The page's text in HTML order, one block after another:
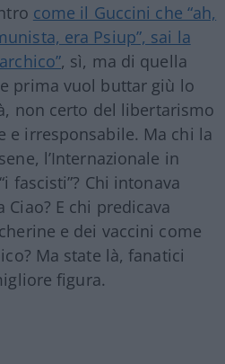
come il Guccini che “ah,
era Psiup”, sai la
, sì, ma di quella
prima vuol buttar giù lo
non certo del libertarismo
e irresponsabile. Ma chi la
l’Internazionale in
fascisti”? Chi intonava
Ciao? E chi predicava
e dei vaccini come
Ma state là, fanatici
figura.